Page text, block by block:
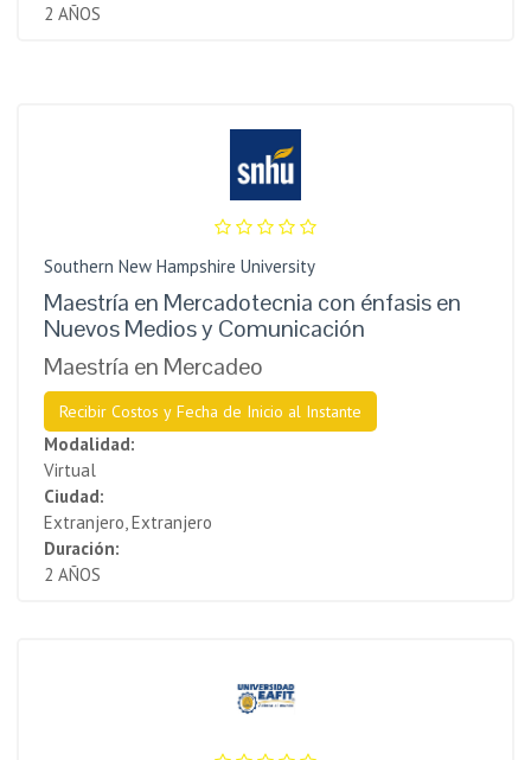
2 AÑOS
Southern New Hampshire University
Maestría en Mercadotecnia con énfasis en
Nuevos Medios y Comunicación
Maestría en Mercadeo
Recibir Costos y Fecha de Inicio al Instante
Modalidad:
Virtual
Ciudad:
Extranjero, Extranjero
Duración:
2 AÑOS